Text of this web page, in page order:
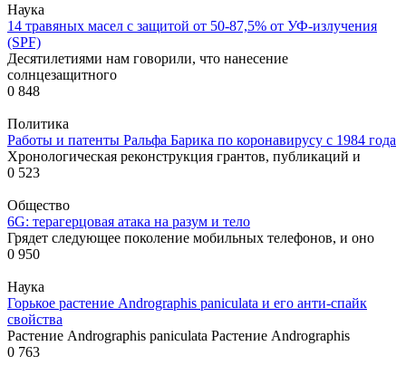
Наука
14 травяных масел с защитой от 50-87,5% от УФ-излучения
(SPF)
Десятилетиями нам говорили, что нанесение
солнцезащитного
0 848
Политика
Работы и патенты Ральфа Барика по коронавирусу с 1984 года
Хронологическая реконструкция грантов, публикаций и
0 523
Общество
6G: терагерцовая атака на разум и тело
Грядет следующее поколение мобильных телефонов, и оно
0 950
Наука
Горькое растение Andrographis paniculata и его анти-спайк
свойства
Растение Andrographis paniculata Растение Andrographis
0 763